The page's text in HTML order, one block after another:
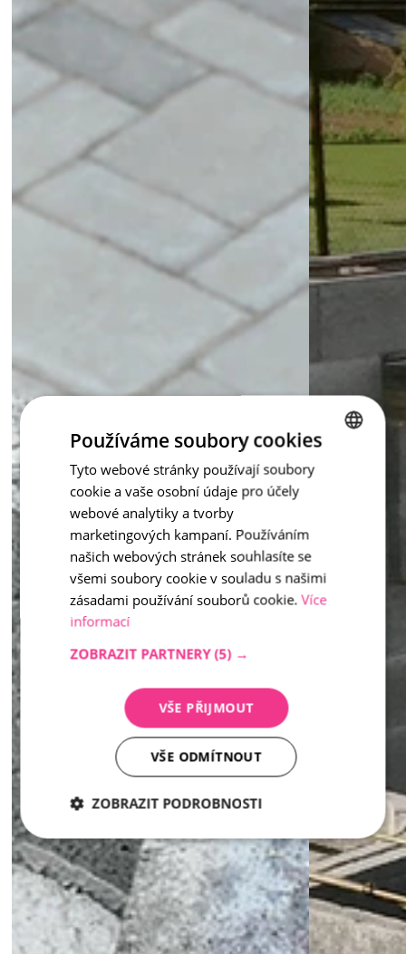
CZECH
Používáme soubory cookies
Tyto webové stránky používají soubory
cookie a vaše osobní údaje pro účely
webové analytiky a tvorby
marketingových kampaní. Používáním
našich webových stránek souhlasíte se
všemi soubory cookie v souladu s našimi
zásadami používání souborů cookie. Více
informací
ZOBRAZIT PARTNERY (5) →
VŠE PŘIJMOUT
VŠE ODMÍTNOUT
ZOBRAZIT PODROBNOSTI
Nezbytně
nutné
soubory
Analytika Marketing